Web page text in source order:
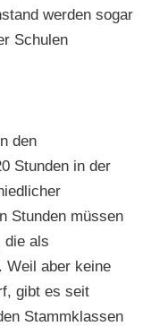
werden sogar
Schulen
den
Stunden in der
Stunden müssen
die als
Weil aber keine
gibt es seit
Stammklassen